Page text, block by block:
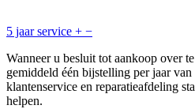
5 jaar service + −
Wanneer u besluit tot aankoop over
gemiddeld één bijstelling per jaar
klantenservice en reparatieafdeling
helpen.